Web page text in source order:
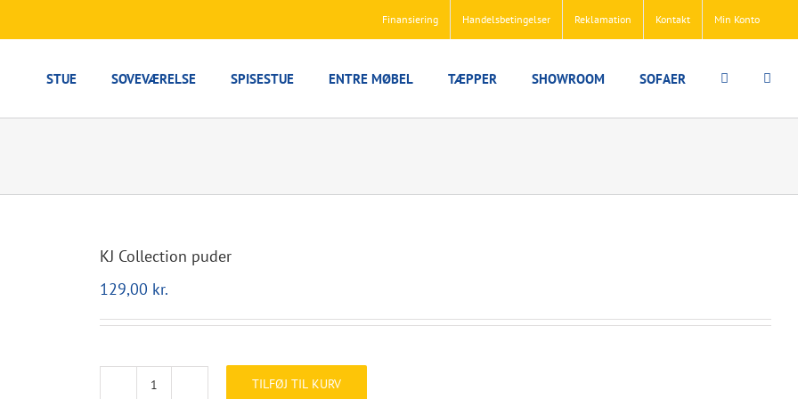
Finansiering Handelsbetingelser Reklamation Kontakt Min Konto
STUE SOVEVÆRELSE SPISESTUE ENTRE MØBEL TÆPPER SHOWROOM SOFAER
KJ Collection puder
129,00 kr.
KJ
TILFØJ TIL KURV